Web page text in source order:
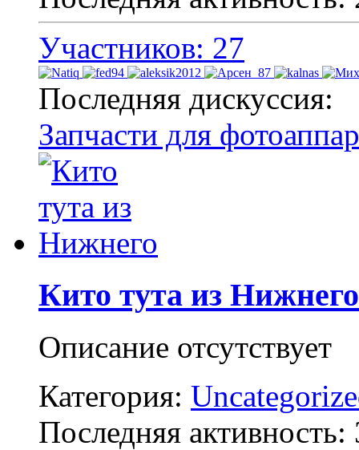
Участников: 27
Последняя дискуссия:
Запчасти для
Кито тута из Нижнего
Описание отсутствует
Категория:
Последняя